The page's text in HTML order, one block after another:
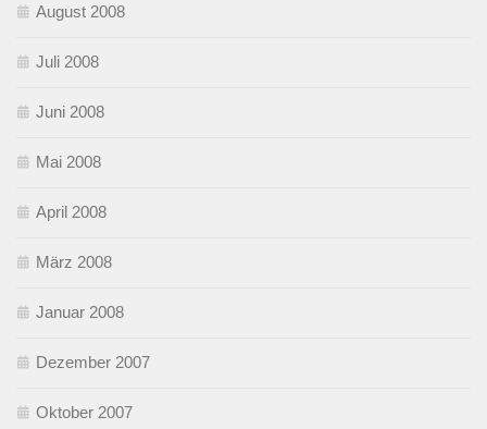
August 2008
Juli 2008
Juni 2008
Mai 2008
April 2008
März 2008
Januar 2008
Dezember 2007
Oktober 2007